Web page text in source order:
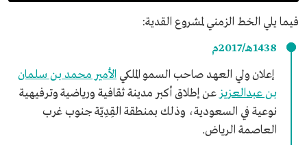
فيما يلي الخط الزمني لمشروع القدية:
1438هـ/2017م
إعلان ولي العهد صاحب السمو الملكي الأمير محمد بن سلمان
بن عبدالعزيز عن إطلاق أكبر مدينة ثقافية ورياضية وترفيهية
نوعية في السعودية، وذلك بمنطقة القِدِيّة جنوب غرب
العاصمة الرياض.